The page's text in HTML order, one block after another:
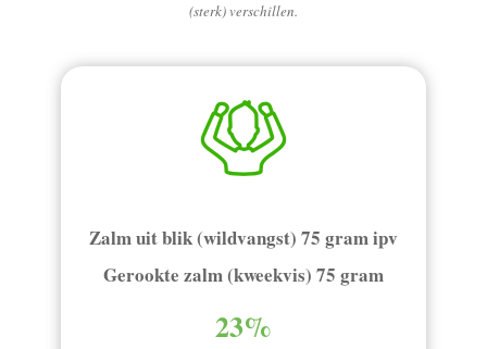
(sterk) verschillen.
Zalm uit blik (wildvangst) 75 gram ipv
Gerookte zalm (kweekvis) 75 gram
23%